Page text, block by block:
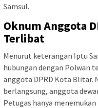
Samsul.
Oknum Anggota
Terlibat
Menurut keterangan Iptu
hubungan dengan Polwan
anggota DPRD Kota Blitar.
berlangsung, anggota
Petugas hanya